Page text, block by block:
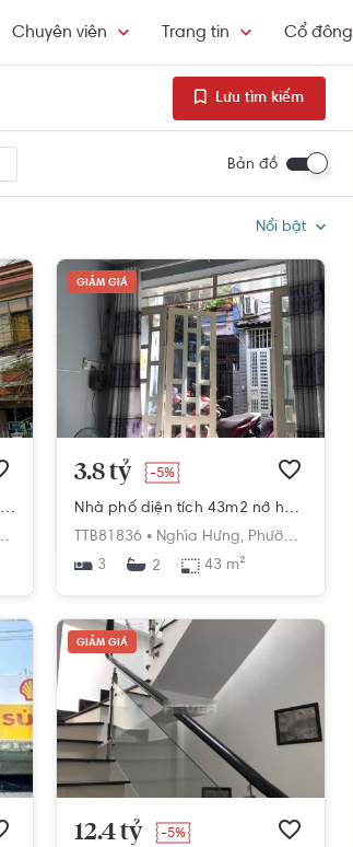
Chuyên viên Trang tin Cổ đông
Lưu tìm kiếm
Bản đồ
Nổi bật
Nhà thiết kế 1 trệt, 2 lầu diện tích 50.24m2, khu dân cư sầm uất.
Tân Bình, Hồ Chí Minh
GIẢM GIÁ
3.8 tỷ -5%
Nhà phố diện tích 43m2 nở hậu, kết cấu 1 trệt 1 lầu, khu dân cư hiện hữu.
TTB81836 • Nghĩa Hưng, Phường 6,
3
2 43 m²
GIẢM GIÁ
12.4 tỷ -5%